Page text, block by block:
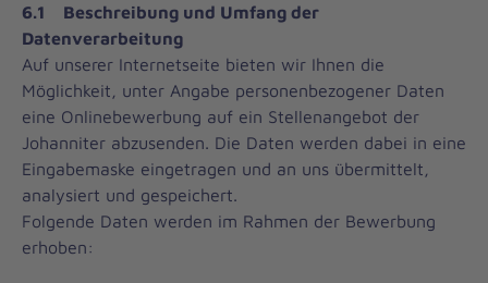
6.1 Beschreibung und Umfang der
Datenverarbeitung
Auf unserer Internetseite bieten wir Ihnen die
Möglichkeit, unter Angabe personenbezogener Daten
eine Onlinebewerbung auf ein Stellenangebot der
Johanniter abzusenden. Die Daten werden dabei in eine
Eingabemaske eingetragen und an uns übermittelt,
analysiert und gespeichert.
Folgende Daten werden im Rahmen der Bewerbung
erhoben: